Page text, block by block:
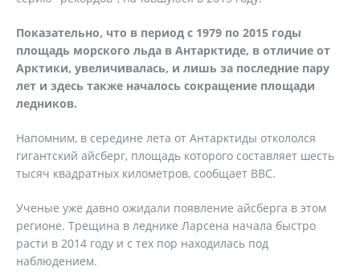
Показательно, что в период с 1979 по 2015 годы
площадь морского льда в Антарктиде, в отличие от
Арктики, увеличивалась, и лишь за последние пару
лет и здесь также началось сокращение площади
ледников.
Напомним, в середине лета от Антарктиды откололся
гигантский айсберг, площадь которого составляет шесть
тысяч квадратных километров, сообщает ВВС.
Ученые уже давно ожидали появление айсберга в этом
регионе. Трещина в леднике Ларсена начала быстро
расти в 2014 году и с тех пор находилась под
наблюдением.